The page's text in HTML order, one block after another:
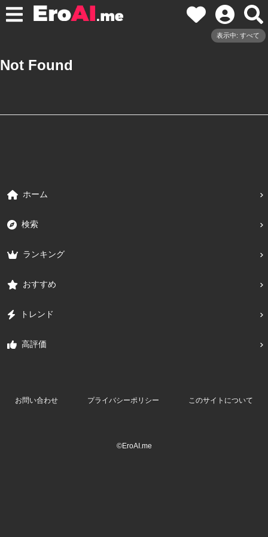
表示中: すべて
Not Found
ホーム
検索
ランキング
おすすめ
トレンド
高評価
お問い合わせ プライバシーポリシー このサイトについて
©EroAI.me